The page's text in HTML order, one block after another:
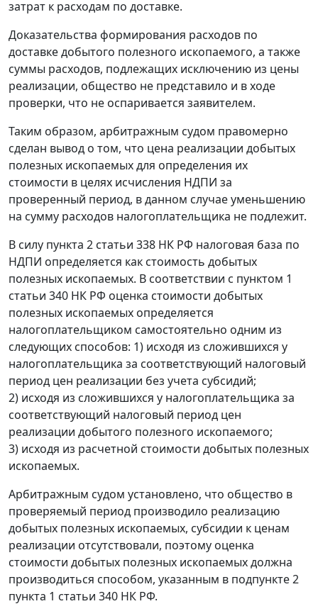
затрат к расходам по доставке.
Доказательства формирования расходов по
доставке добытого полезного ископаемого, а также
суммы расходов, подлежащих исключению из цены
реализации, общество не представило и в ходе
проверки, что не оспаривается заявителем.
Таким образом, арбитражным судом правомерно
сделан вывод о том, что цена реализации добытых
полезных ископаемых для определения их
стоимости в целях исчисления НДПИ за
проверенный период, в данном случае уменьшению
на сумму расходов налогоплательщика не подлежит.
В силу пункта 2 статьи 338 НК РФ налоговая база по
НДПИ определяется как стоимость добытых
полезных ископаемых. В соответствии с пунктом 1
статьи 340 НК РФ оценка стоимости добытых
полезных ископаемых определяется
налогоплательщиком самостоятельно одним из
следующих способов: 1) исходя из сложившихся у
налогоплательщика за соответствующий налоговый
период цен реализации без учета субсидий;
2) исходя из сложившихся у налогоплательщика за
соответствующий налоговый период цен
реализации добытого полезного ископаемого;
3) исходя из расчетной стоимости добытых полезных
ископаемых.
Арбитражным судом установлено, что общество в
проверяемый период производило реализацию
добытых полезных ископаемых, субсидии к ценам
реализации отсутствовали, поэтому оценка
стоимости добытых полезных ископаемых должна
производиться способом, указанным в подпункте 2
пункта 1 статьи 340 НК РФ.